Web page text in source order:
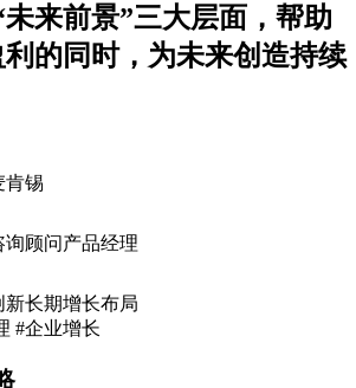
来前景”三大层面，帮助
的同时，为未来创造持续
肯锡
询顾问产品经理
新长期增长布局
#企业增长